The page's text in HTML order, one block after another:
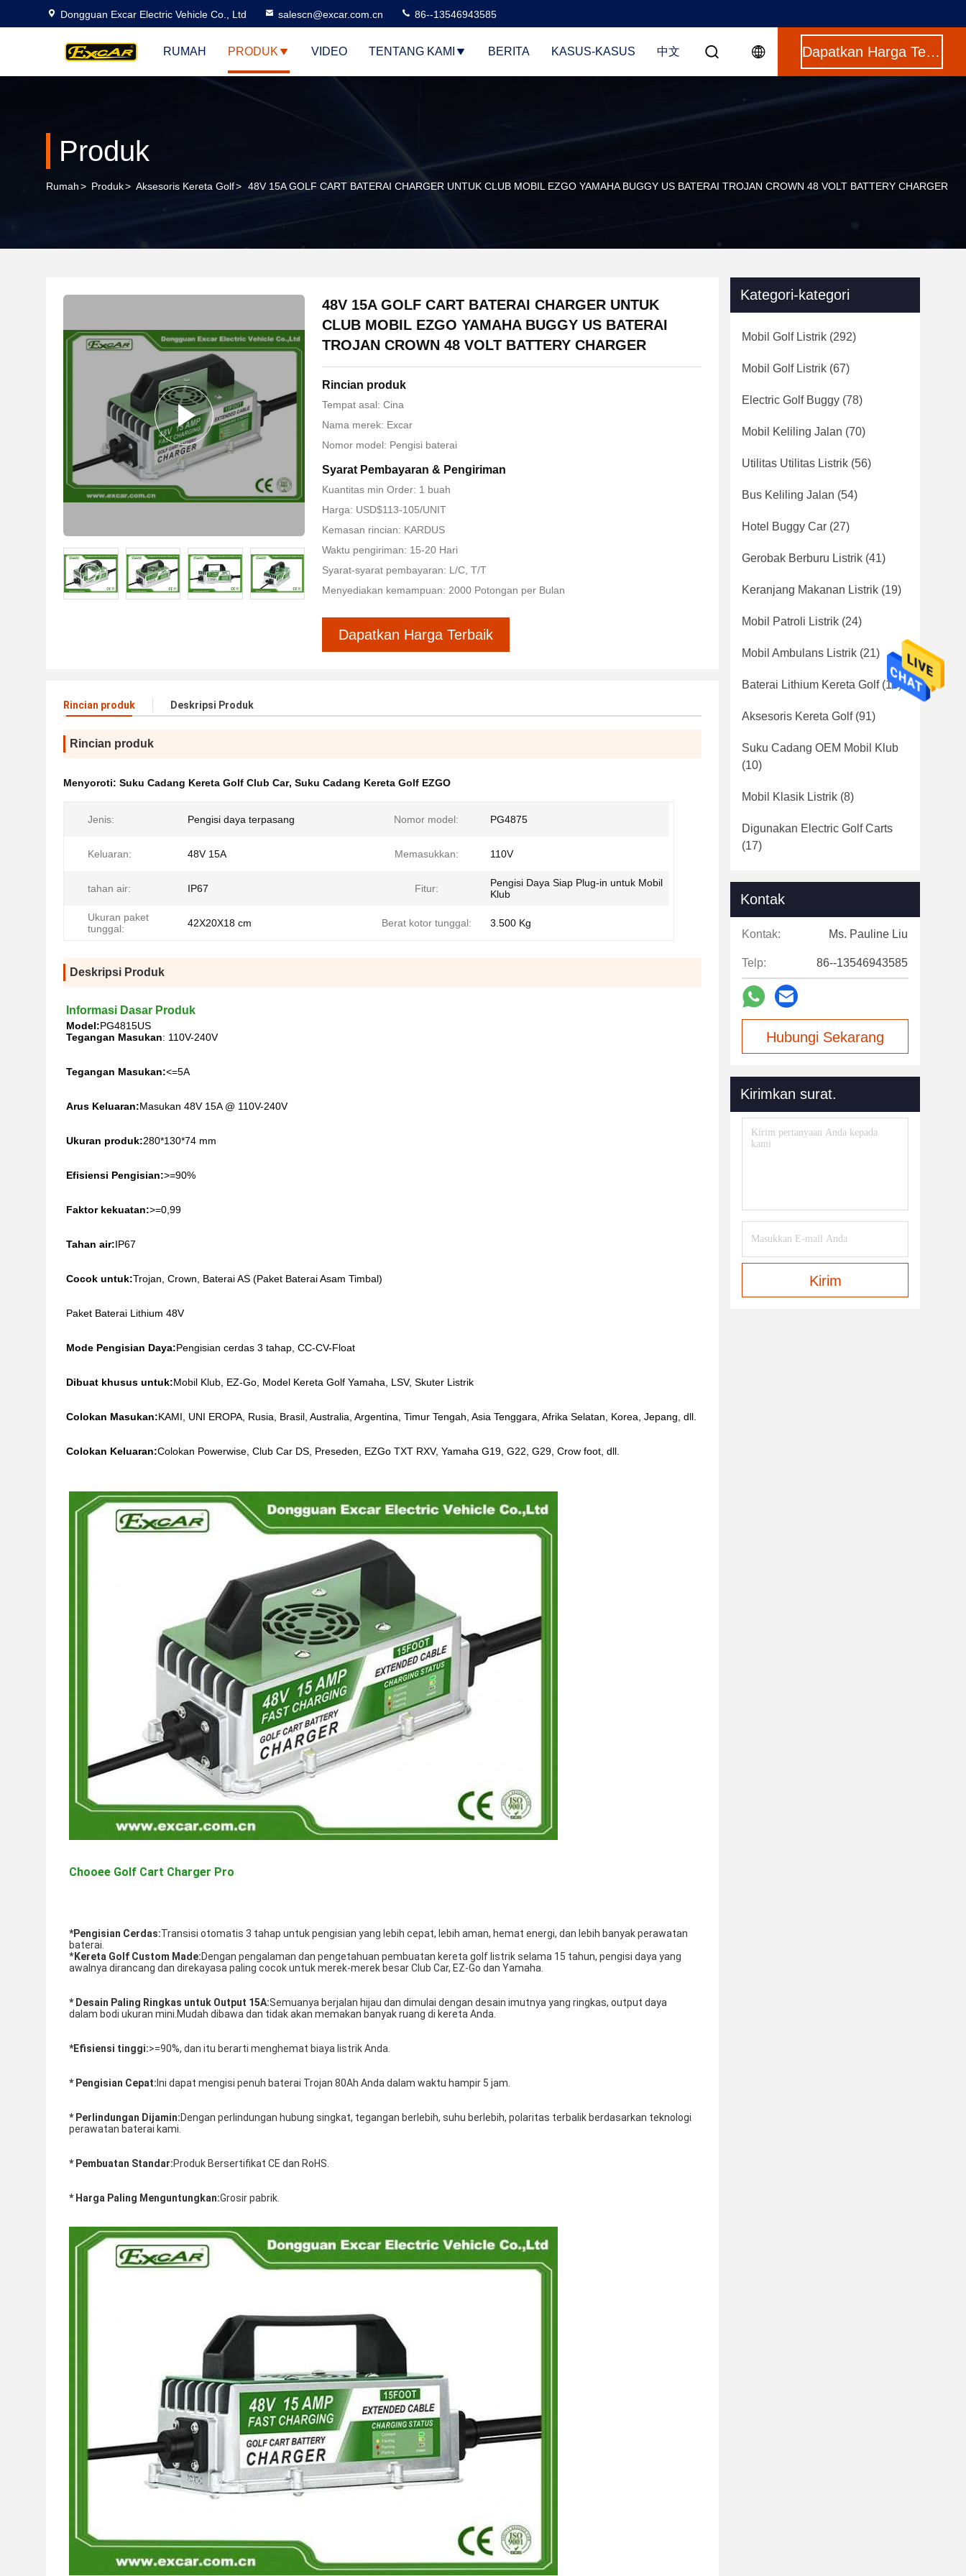
Dongguan Excar Electric Vehicle Co., Ltd salescn@excar.com.cn 86--13546943585
RUMAH PRODUK VIDEO TENTANG KAMI BERITA KASUS-KASUS 中文 Dapatkan Harga Terbaik
Produk
Rumah> Produk> Aksesoris Kereta Golf> 48V 15A GOLF CART BATERAI CHARGER UNTUK CLUB MOBIL EZGO YAMAHA BUGGY US BATERAI TROJAN CROWN 48 VOLT BATTERY CHARGER
48V 15A GOLF CART BATERAI CHARGER UNTUK
CLUB MOBIL EZGO YAMAHA BUGGY US BATERAI
TROJAN CROWN 48 VOLT BATTERY CHARGER
Rincian produk
Tempat asal: Cina
Nama merek: Excar
Nomor model: Pengisi baterai
Syarat Pembayaran & Pengiriman
Kuantitas min Order: 1 buah
Harga: USD$113-105/UNIT
Kemasan rincian: KARDUS
Waktu pengiriman: 15-20 Hari
Syarat-syarat pembayaran: L/C, T/T
Menyediakan kemampuan: 2000 Potongan per Bulan
Dapatkan Harga Terbaik
Rincian produk Deskripsi Produk
Rincian produk
Menyoroti: Suku Cadang Kereta Golf Club Car, Suku Cadang Kereta Golf EZGO
Jenis: Pengisi daya terpasang Nomor model: PG4875
Keluaran: 48V 15A Memasukkan: 110V
tahan air: IP67 Fitur:
Pengisi Daya Siap Plug-in untuk Mobil
Klub
Ukuran paket
tunggal:
42X20X18 cm Berat kotor tunggal: 3.500 Kg
Deskripsi Produk
Informasi Dasar Produk
Model:PG4815US
Tegangan Masukan: 110V-240V
Tegangan Masukan:<=5A
Arus Keluaran:Masukan 48V 15A @ 110V-240V
Ukuran produk:280*130*74 mm
Efisiensi Pengisian:>=90%
Faktor kekuatan:>=0,99
Tahan air:IP67
Cocok untuk:Trojan, Crown, Baterai AS (Paket Baterai Asam Timbal)
Paket Baterai Lithium 48V
Mode Pengisian Daya:Pengisian cerdas 3 tahap, CC-CV-Float
Dibuat khusus untuk:Mobil Klub, EZ-Go, Model Kereta Golf Yamaha, LSV, Skuter Listrik
Colokan Masukan:KAMI, UNI EROPA, Rusia, Brasil, Australia, Argentina, Timur Tengah, Asia Tenggara, Afrika Selatan, Korea, Jepang, dll.
Colokan Keluaran:Colokan Powerwise, Club Car DS, Preseden, EZGo TXT RXV, Yamaha G19, G22, G29, Crow foot, dll.
Chooee Golf Cart Charger Pro
*Pengisian Cerdas:Transisi otomatis 3 tahap untuk pengisian yang lebih cepat, lebih aman, hemat energi, dan lebih banyak perawatan
baterai.
*Kereta Golf Custom Made:Dengan pengalaman dan pengetahuan pembuatan kereta golf listrik selama 15 tahun, pengisi daya yang
awalnya dirancang dan direkayasa paling cocok untuk merek-merek besar Club Car, EZ-Go dan Yamaha.
* Desain Paling Ringkas untuk Output 15A:Semuanya berjalan hijau dan dimulai dengan desain imutnya yang ringkas, output daya
dalam bodi ukuran mini.Mudah dibawa dan tidak akan memakan banyak ruang di kereta Anda.
*Efisiensi tinggi:>=90%, dan itu berarti menghemat biaya listrik Anda.
* Pengisian Cepat: Ini dapat mengisi penuh baterai Trojan 80Ah Anda dalam waktu hampir 5 jam.
* Perlindungan Dijamin:Dengan perlindungan hubung singkat, tegangan berlebih, suhu berlebih, polaritas terbalik berdasarkan teknologi
perawatan baterai kami.
* Pembuatan Standar:Produk Bersertifikat CE dan RoHS.
* Harga Paling Menguntungkan:Grosir pabrik.
Kategori-kategori
Mobil Golf Listrik (292)
Mobil Golf Listrik (67)
Electric Golf Buggy (78)
Mobil Keliling Jalan (70)
Utilitas Utilitas Listrik (56)
Bus Keliling Jalan (54)
Hotel Buggy Car (27)
Gerobak Berburu Listrik (41)
Keranjang Makanan Listrik (19)
Mobil Patroli Listrik (24)
Mobil Ambulans Listrik (21)
Baterai Lithium Kereta Golf(16)
Aksesoris Kereta Golf(91)
Suku Cadang OEM Mobil Klub
(10)
Mobil Klasik Listrik (8)
Digunakan Electric Golf Carts
(17)
Kontak
Kontak: Ms. Pauline Liu
Telp: 86--13546943585
Hubungi Sekarang
Kirimkan surat.
Kirim